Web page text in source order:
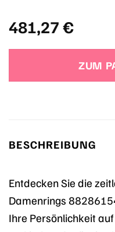
481,27€
ZUM
BESCHREIBUNG
Entdecken Sie die
Damenrings
Ihre Persönlichkeit